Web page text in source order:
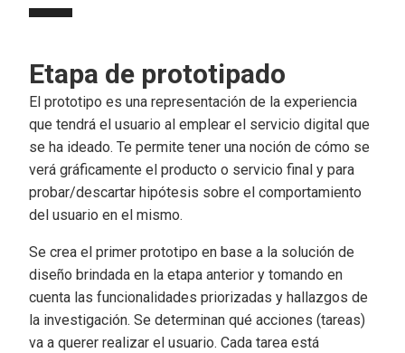
Etapa de prototipado
El prototipo es una representación de la experiencia
que tendrá el usuario al emplear el servicio digital que
se ha ideado. Te permite tener una noción de cómo se
verá gráficamente el producto o servicio final y para
probar/descartar hipótesis sobre el comportamiento
del usuario en el mismo.
Se crea el primer prototipo en base a la solución de
diseño brindada en la etapa anterior y tomando en
cuenta las funcionalidades priorizadas y hallazgos de
la investigación. Se determinan qué acciones (tareas)
va a querer realizar el usuario. Cada tarea está